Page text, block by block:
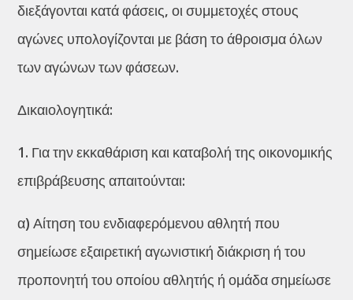
διεξάγονται κατά φάσεις, οι συμμετοχές στους
αγώνες υπολογίζονται με βάση το άθροισμα όλων
των αγώνων των φάσεων.
Δικαιολογητικά:
1. Για την εκκαθάριση και καταβολή της οικονομικής
επιβράβευσης απαιτούνται:
α) Αίτηση του ενδιαφερόμενου αθλητή που
σημείωσε εξαιρετική αγωνιστική διάκριση ή του
προπονητή του οποίου αθλητής ή ομάδα σημείωσε